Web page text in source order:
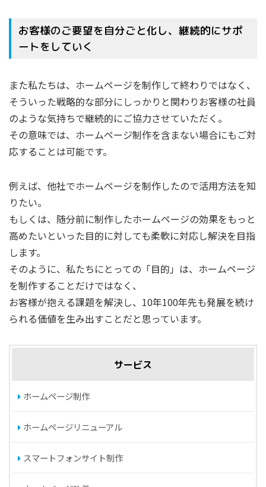
お客様のご要望を自分ごと化し、継続的にサポ
ートをしていく
また私たちは、ホームページを制作して終わりではなく、
そういった戦略的な部分にしっかりと関わりお客様の社員
のような気持ちで継続的にご協力させていただく。
その意味では、ホームページ制作を含まない場合にもご対
応することは可能です。
例えば、他社でホームページを制作したので活用方法を知
りたい。
もしくは、随分前に制作したホームページの効果をもっと
高めたいといった目的に対しても柔軟に対応し解決を目指
します。
そのように、私たちにとっての「目的」は、ホームページ
を制作することだけではなく、
お客様が抱える課題を解決し、10年100年先も発展を続け
られる価値を生み出すことだと思っています。
サービス
ホームページ制作
ホームページリニューアル
スマートフォンサイト制作